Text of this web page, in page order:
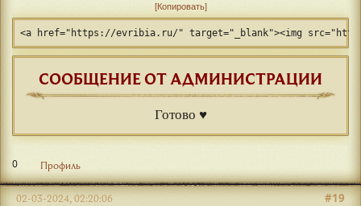
Копировать
<a href="https://evribia.ru/" target="_blank"><img
СООБЩЕНИЕ ОТ АДМИНИСТРАЦИИ
Готово ♥
0 Профиль
#19
02-03-2024, 02:20:06